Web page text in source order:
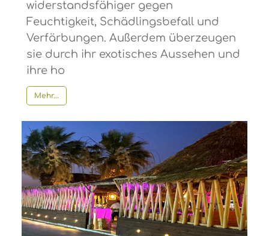
widerstandsfähiger gegen
Feuchtigkeit, Schädlingsbefall und
Verfärbungen. Außerdem überzeugen
sie durch ihr exotisches Aussehen und
ihre ho
Mehr...